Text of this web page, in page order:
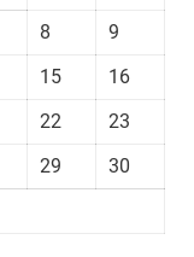
8
9
15
16
22
23
29
30